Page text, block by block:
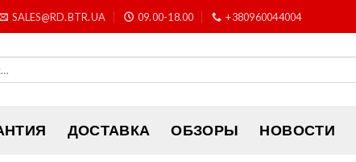
SALES@RD.BTR.UA 09.00-18.00 +380960044004
ДОСТАВКА ОБЗОРЫ НОВОСТИ